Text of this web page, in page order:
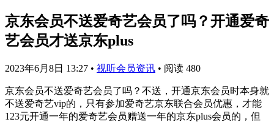
京东会员不送爱奇艺会员了吗？开通爱奇
艺会员才送京东plus
2023年6月8日 13:27 • 视听会员资讯 • 阅读 480
京东会员不送爱奇艺会员了吗？不送，开通京东会员时本身就
不送爱奇艺vip的，只有参加爱奇艺京东联合会员优惠，才能
123元开通一年的爱奇艺会员赠送一年的京东plus会员的，但